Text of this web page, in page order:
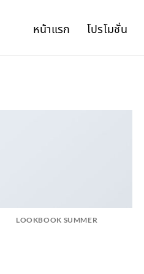
หน้าแรก โปรโมชั่น
LOOKBOOK SUMMER